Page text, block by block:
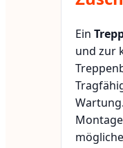
Ein
und zur